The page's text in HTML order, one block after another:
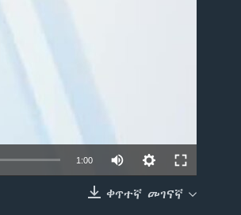
EMBED
1:00
ቀጥተኛ መገናኛ